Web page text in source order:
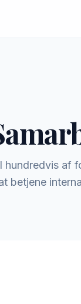
hundredvis af
betjene